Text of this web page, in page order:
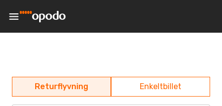
Returflyvning Enkeltbillet